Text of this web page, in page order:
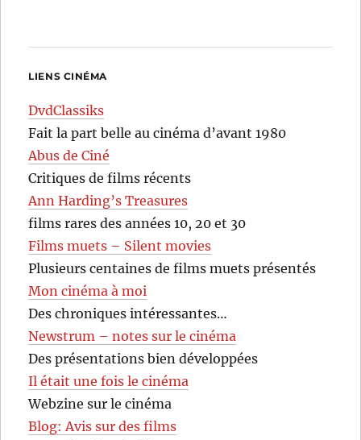
LIENS CINÉMA
DvdClassiks
Fait la part belle au cinéma d’avant 1980
Abus de Ciné
Critiques de films récents
Ann Harding’s Treasures
films rares des années 10, 20 et 30
Films muets – Silent movies
Plusieurs centaines de films muets présentés
Mon cinéma à moi
Des chroniques intéressantes…
Newstrum – notes sur le cinéma
Des présentations bien développées
Il était une fois le cinéma
Webzine sur le cinéma
Blog: Avis sur des films